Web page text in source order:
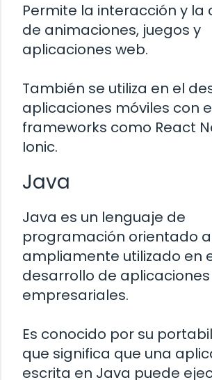
Permite la interacción y la
de animaciones, juegos y
aplicaciones web.
También se utiliza en el
aplicaciones móviles con
frameworks como React
Ionic.
Java
Java es un lenguaje de
programación orientado
ampliamente utilizado en
desarrollo de aplicaciones
empresariales.
Es conocido por su
que significa que una
escrita en Java puede